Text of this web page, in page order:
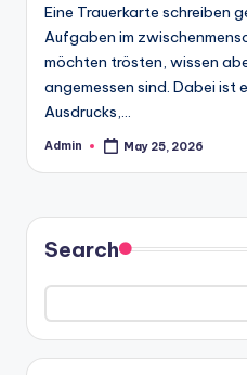
Eine Trauerkarte schreiben
Aufgaben im
möchten trösten, wissen
angemessen sind. Dabei ist
Ausdrucks,…
Posted
Admin May 25, 2026
Search